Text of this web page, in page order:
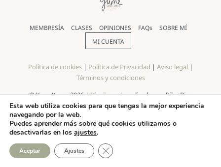
MEMBRESÍA CLASES OPINIONES FAQs
SOBRE MÍ
MI CUENTA
Política de cookies | Política de Privacidad | Aviso legal |
Términos y condiciones
© Yoga Yume 2026 |Diseño webrealizado por Pilar Rios
Esta web utiliza cookies para que tengas la mejor experiencia
navegando por la web.
Puedes aprender más sobre qué cookies utilizamos o
desactivarlas en los ajustes.
Aceptar Ajustes CERRAR EL BANNER DE